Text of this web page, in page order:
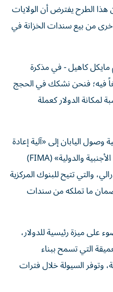
الطرح يفترض أن الولايات
من بيع سندات الخزانة في
كاهيل - في مذكرة
فيه؛ فنحن نشكك في الحجج
لمكانة الدولار كعملة
وصول اليابان إلى «آلية إعادة
الشراء (الريبو) للسلطات النقدية الأجنبية والدولية» (FIMA)
والتي تتيح للبنوك المركزية
ما تملكه من سندات
ميزة رئيسية للدولار،
التي تسمح ببناء
وتوفر السيولة خلال فترات